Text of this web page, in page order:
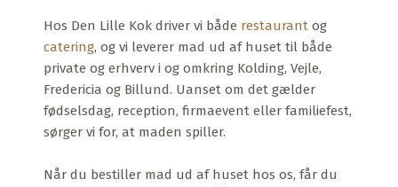
Hos Den Lille Kok driver vi både restaurantog
catering, og vi leverer mad ud af huset til både
private og erhverv i og omkring Kolding, Vejle,
Fredericia og Billund. Uanset om det gælder
fødselsdag, reception, firmaevent eller familiefest,
sørger vi for, at maden spiller.
Når du bestiller mad ud af huset hos os, får du